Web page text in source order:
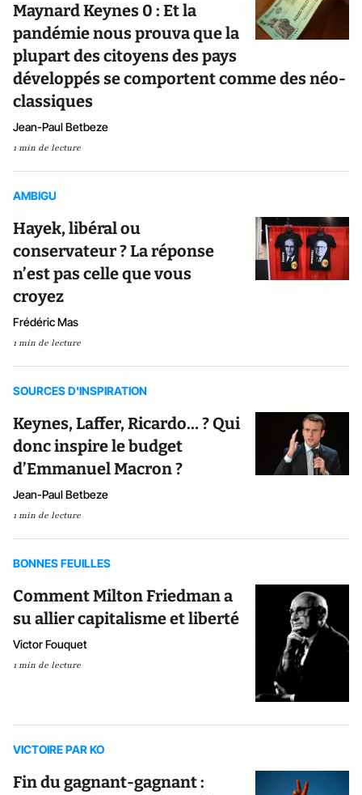
Maynard Keynes 0 : Et la
pandémie nous prouva que la
plupart des citoyens des pays
développés se comportent comme des néo-
classiques
Jean-Paul Betbeze
1 min de lecture
AMBIGU
Hayek, libéral ou
conservateur ? La réponse
n’est pas celle que vous
croyez
Frédéric Mas
1 min de lecture
SOURCES D'INSPIRATION
Keynes, Laffer, Ricardo… ? Qui
donc inspire le budget
d’Emmanuel Macron ?
Jean-Paul Betbeze
1 min de lecture
BONNES FEUILLES
Comment Milton Friedman a
su allier capitalisme et liberté
Victor Fouquet
1 min de lecture
VICTOIRE PAR KO
Fin du gagnant-gagnant :